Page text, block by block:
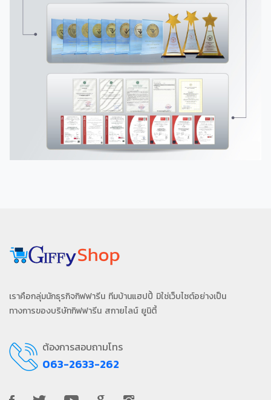
เราคือกลุ่มนักธุรกิจกิฟฟารีน ทีมบ้านแฮปปี้ มิใช่เว็บไซต์อย่างเป็น
ทางการของบริษัทกิฟฟารีน สกายไลน์ ยูนิตี้
ต้องการสอบถามโทร
063-2633-262